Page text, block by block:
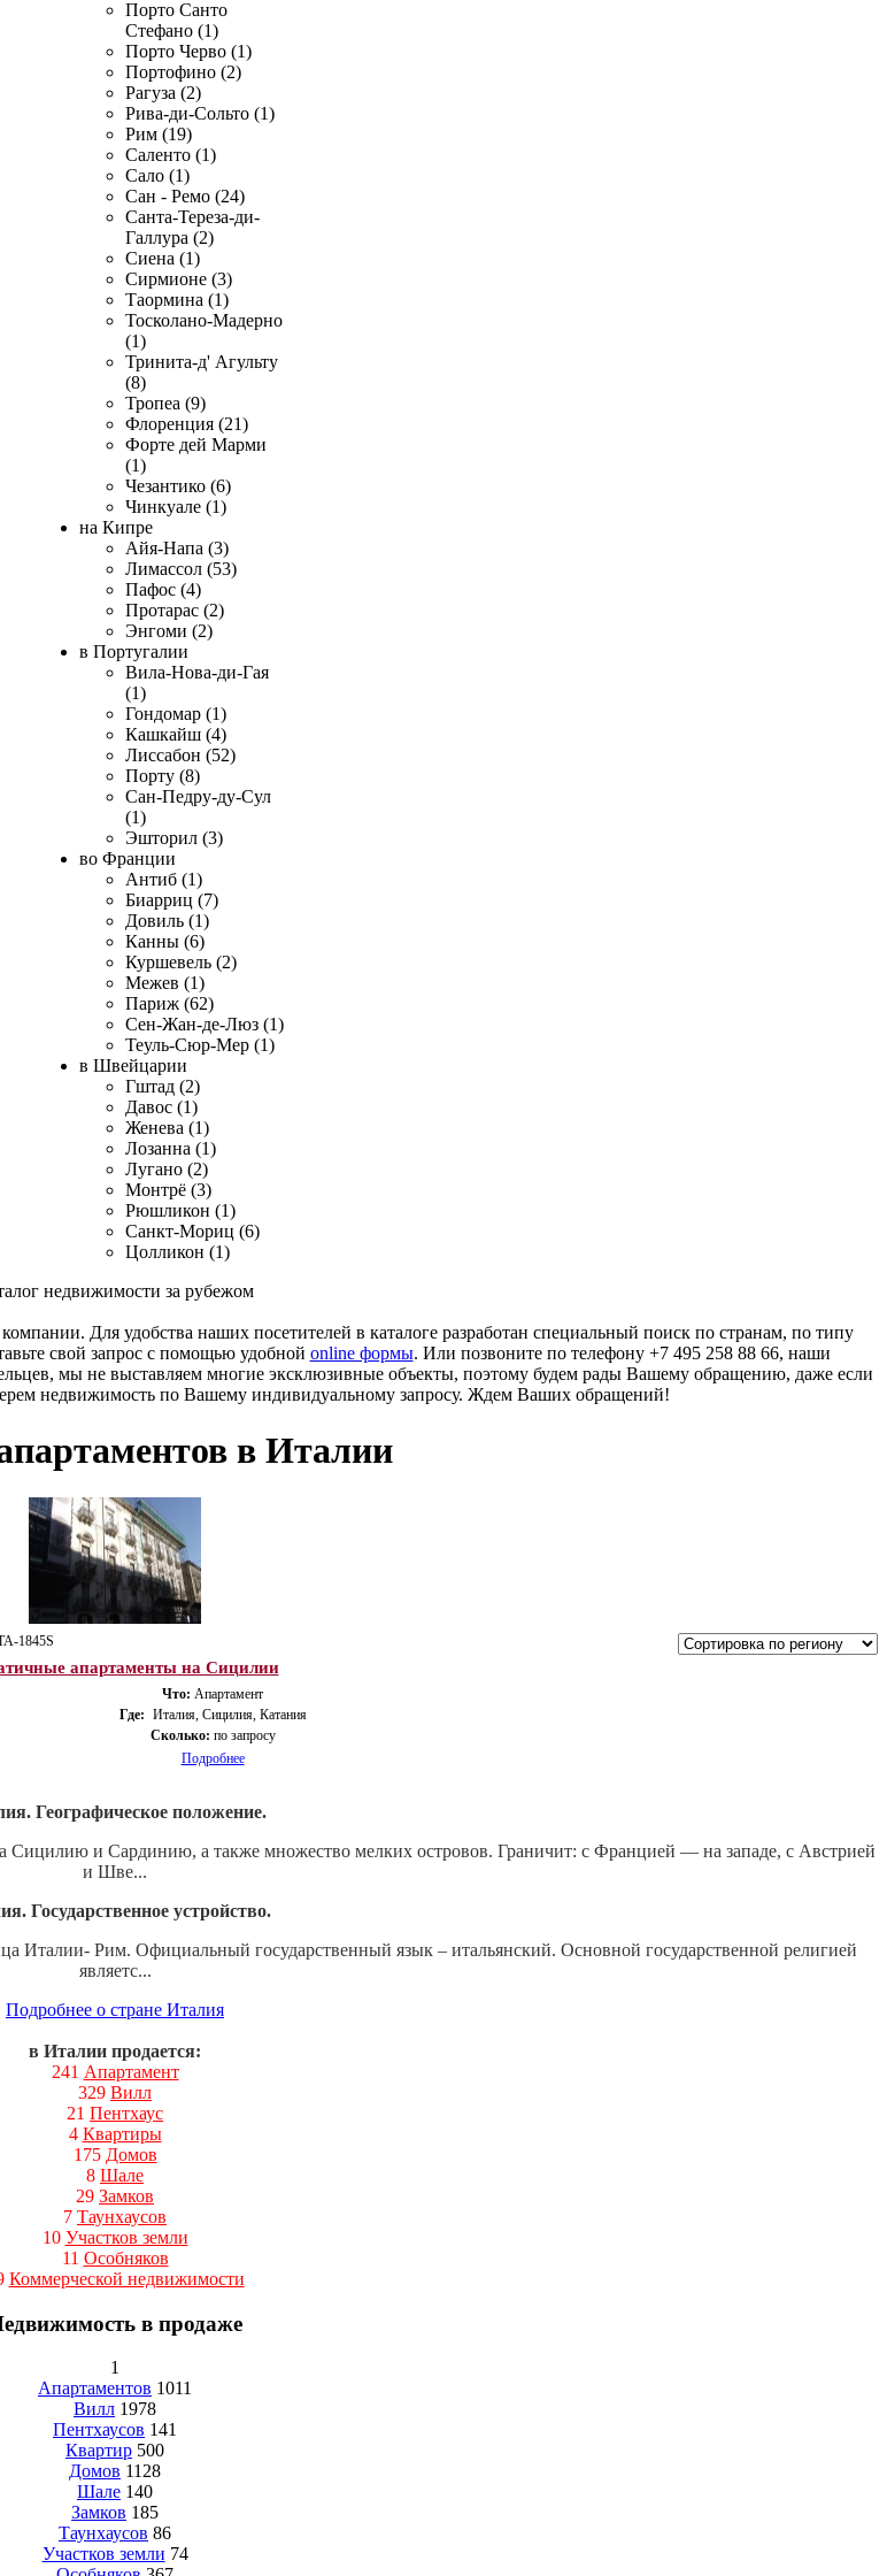
Порто Санто
Стефано (1)
Порто Черво (1)
Портофино (2)
Рагуза (2)
Рива-ди-Сольто (1)
Рим (19)
Саленто (1)
Сало (1)
Сан - Ремо (24)
Санта-Тереза-ди-
Галлура (2)
Сиена (1)
Сирмионе (3)
Таормина (1)
Тосколано-Мадерно
(1)
Тринита-д' Агульту
(8)
Тропеа (9)
Флоренция (21)
Форте дей Марми
(1)
Чезантико (6)
Чинкуале (1)
на Кипре
Айя-Напа (3)
Лимассол (53)
Пафос (4)
Протарас (2)
Энгоми (2)
в Португалии
Вила-Нова-ди-Гая
(1)
Гондомар (1)
Кашкайш (4)
Лиссабон (52)
Порту (8)
Сан-Педру-ду-Сул
(1)
Эшторил (3)
во Франции
Антиб (1)
Биарриц (7)
Довиль (1)
Канны (6)
Куршевель (2)
Межев (1)
Париж (62)
Сен-Жан-де-Люз (1)
Теуль-Сюр-Мер (1)
в Швейцарии
Гштад (2)
Давос (1)
Женева (1)
Лозанна (1)
Лугано (2)
Монтрё (3)
Рюшликон (1)
Санкт-Мориц (6)
Цолликон (1)
недвижимости за рубежом
Для удобства наших посетителей в каталоге разработан специальный поиск по странам, по типу
свой запрос с помощью удобной online формы. Или позвоните по телефону +7 495 258 88 66, наши
мы не выставляем многие эксклюзивные объекты, поэтому будем рады Вашему обращению, даже если
недвижимость по Вашему индивидуальному запросу. Ждем Ваших обращений!
в Италии
1845S
апартаменты на Сицилии
Что: Апартамент
Где: Италия, Сицилия, Катания
Сколько: по запросу
Подробнее
Географическое положение.
Сицилию и Сардинию, а также множество мелких островов. Граничит: с Францией — на западе, с Австрией
и Шве...
Государственное устройство.
Италии- Рим. Официальный государственный язык – итальянский. Основной государственной религией
являетс...
Подробнее о стране Италия
в Италии продается:
241 Апартамент
329 Вилл
21 Пентхаус
4 Квартиры
175 Домов
8 Шале
29 Замков
7 Таунхаусов
10 Участков земли
11 Особняков
Коммерческой недвижимости
в продаже
1
Апартаментов 1011
Вилл 1978
Пентхаусов 141
Квартир 500
Домов 1128
Шале 140
Замков 185
Таунхаусов 86
Участков земли 74